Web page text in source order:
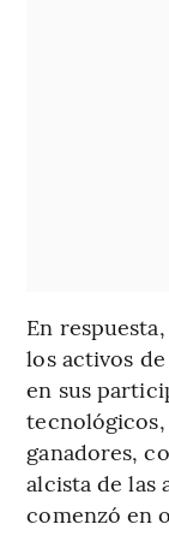
En
los activos
en sus
ganadores,
alcista de las
comenzó en